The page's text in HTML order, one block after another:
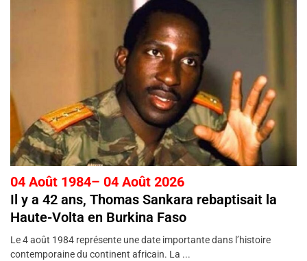
04 Août 1984– 04 Août 2026
Il y a 42 ans, Thomas Sankara rebaptisait la
Haute-Volta en Burkina Faso
Le 4 août 1984 représente une date importante dans l’histoire
contemporaine du continent africain. La ...